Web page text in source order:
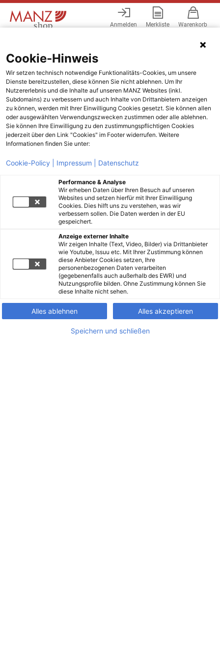
Anmelden Merkliste Warenkorb
Cookie-Hinweis
Wir setzen technisch notwendige Funktionalitäts-Cookies, um unsere
Dienste bereitzustellen, diese können Sie nicht ablehnen. Um Ihr
Nutzererlebnis und die Inhalte auf unseren MANZ Websites (inkl.
Subdomains) zu verbessern und auch Inhalte von Drittanbietern anzeigen
zu können, werden mit Ihrer Einwilligung Cookies gesetzt. Sie können allen
oder ausgewählten Verwendungszwecken zustimmen oder alle ablehnen.
Sie können Ihre Einwilligung zu den zustimmungspflichtigen Cookies
jederzeit über den Link "Cookies" im Footer widerrufen. Weitere
Informationen finden Sie unter:
Cookie-Policy | Impressum | Datenschutz
Performance & Analyse
Wir erheben Daten über Ihren Besuch auf unseren
Websites und setzen hierfür mit Ihrer Einwilligung
Cookies. Dies hilft uns zu verstehen, was wir
verbessern sollen. Die Daten werden in der EU
gespeichert.
Anzeige externer Inhalte
Wir zeigen Inhalte (Text, Video, Bilder) via Drittanbieter
wie Youtube, Issuu etc. Mit Ihrer Zustimmung können
diese Anbieter Cookies setzen, Ihre
personenbezogenen Daten verarbeiten
(gegebenenfalls auch außerhalb des EWR) und
Nutzungsprofile bilden. Ohne Zustimmung können Sie
diese Inhalte nicht sehen.
Alles ablehnen Alles akzeptieren
Speichern und schließen